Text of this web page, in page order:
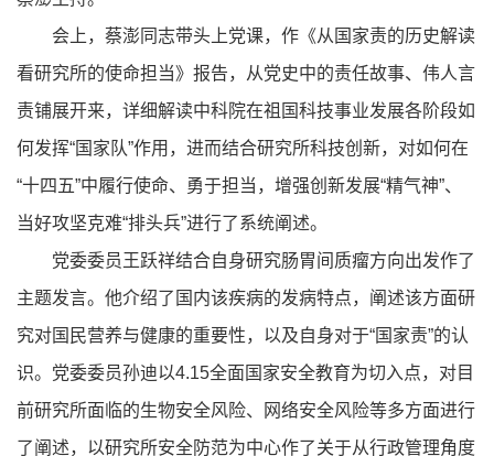
会上，蔡澎同志带头上党课，作《从国家责的历史解读
看研究所的使命担当》报告，从党史中的责任故事、伟人言
责铺展开来，详细解读中科院在祖国科技事业发展各阶段如
何发挥“国家队”作用，进而结合研究所科技创新，对如何在
“十四五”中履行使命、勇于担当，增强创新发展“精气神”、
当好攻坚克难“排头兵”进行了系统阐述。
党委委员王跃祥结合自身研究肠胃间质瘤方向出发作了
主题发言。他介绍了国内该疾病的发病特点，阐述该方面研
究对国民营养与健康的重要性，以及自身对于“国家责”的认
识。党委委员孙迪以4.15全面国家安全教育为切入点，对目
前研究所面临的生物安全风险、网络安全风险等多方面进行
了阐述，以研究所安全防范为中心作了关于从行政管理角度